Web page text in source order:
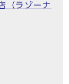
（ラゾーナ